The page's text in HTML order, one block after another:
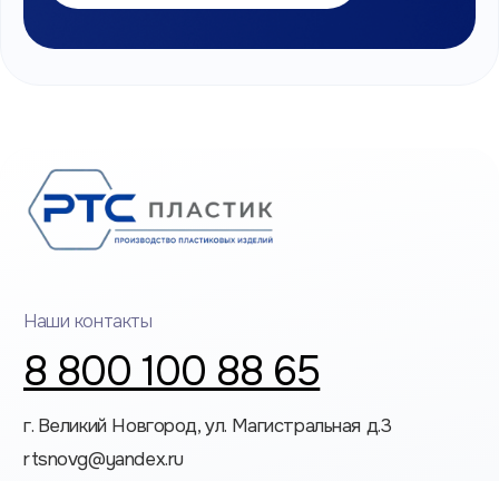
Политика конфиденциальности
Согласие на обработку персональных данных
ООО «РТС ПЛАСТИК»
© 2026. Все права защищены.